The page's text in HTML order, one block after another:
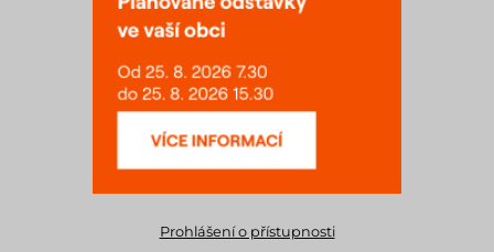
Prohlášení o přístupnosti